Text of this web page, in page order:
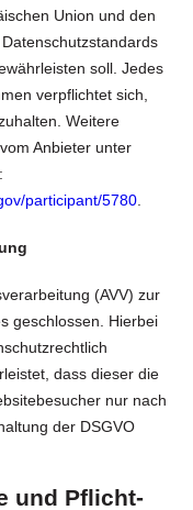
Union und den
soll. Jedes
verpflichtet sich,
Weitere
Anbieter unter
participant/5780.
(AVV) zur
geschlossen. Hierbei
dass dieser die
nur nach
der DSGVO
und Pflicht­